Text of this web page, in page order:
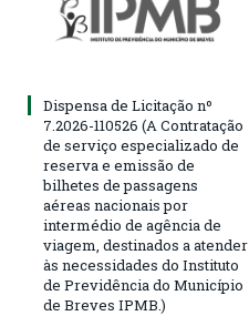
Dispensa de Licitação nº
7.2026-110526 (A Contratação
de serviço especializado de
reserva e emissão de
bilhetes de passagens
aéreas nacionais por
intermédio de agência de
viagem, destinados a atender
às necessidades do Instituto
de Previdência do Município
de Breves IPMB.)